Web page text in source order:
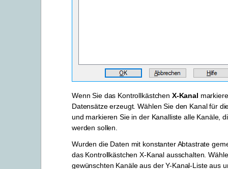
Wenn Sie das Kontrollkästchen X-Kanal
Datensätze erzeugt. Wählen Sie den Kanal für
und markieren Sie in der Kanalliste alle Kanäle,
werden sollen.
Wurden die Daten mit konstanter Abtastrate
das Kontrollkästchen X-Kanal ausschalten.
gewünschten Kanäle aus der Y-Kanal-Liste aus